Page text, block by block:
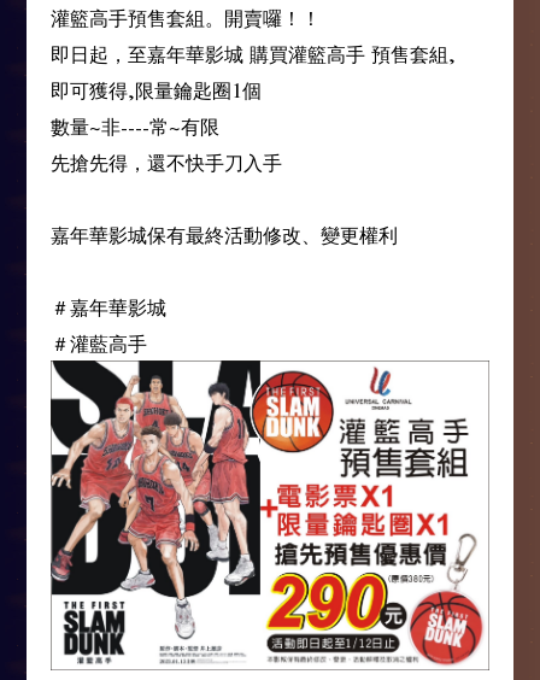
灌籃高手預售套組。開賣囉！！
即日起，至嘉年華影城 購買灌籃高手 預售套組,
即可獲得,限量鑰匙圈1個
數量~非----常~有限
先搶先得，還不快手刀入手
嘉年華影城保有最終活動修改、變更權利
＃嘉年華影城
＃灌藍高手